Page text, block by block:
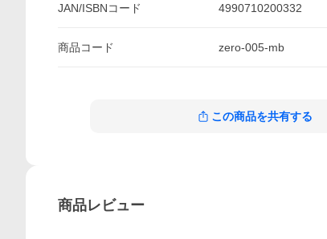
JAN/ISBNコード 4990710200332
商品コード zero-005-mb
この商品を共有する
商品レビュー